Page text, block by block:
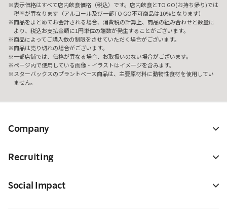
表示価格はすべて店内飲食価格（税込）です。店内飲食とTO GO(お持ち帰り)では
税率が異なります（アルコール及び一部TO GO不可商品は10%となります）
商品をまとめてお会計される場合、消費税の計算上、商品の組み合わせと数量に
より、税込お支払金額に1円単位の端数が発生することがございます。
商品によってご購入数の制限をさせていただく場合がございます。
商品は売り切れの場合がございます。
一部店舗では、価格が異なる場合、お取扱いのない場合がございます。
ページ内で使用している画像・イラストはイメージを含みます。
スターバックスのプラントベース商品は、主要原材料に動物性食材を使用してい
ません。
Company
Recruiting
Social Impact